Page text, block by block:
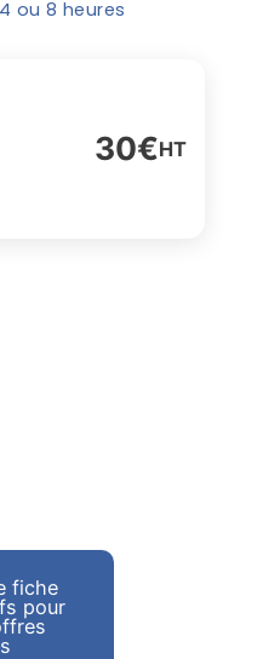
ou 8 heures
30€HT
fiche
pour